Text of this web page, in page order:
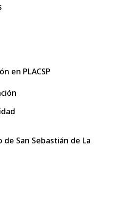
en PLACSP
San Sebastián de La